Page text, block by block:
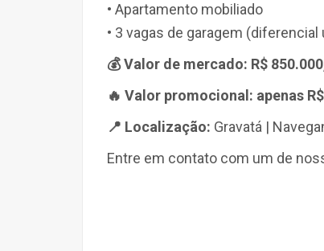
• Apartamento mobiliado
• 3 vagas de garagem
💰 Valor de mercado: R$
🔥 Valor promocional: apenas
📍 Localização: Gravatá |
Entre em contato com um de